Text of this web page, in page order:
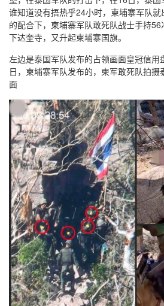
谁知道没有捂热乎24小时，柬埔寨军队
的配合下，柬埔寨军队敢死队战士手持
下达奎寺，又升起柬埔寨国旗。
左边是泰国军队发布的占领画面皇冠信用
日，柬埔寨军队发布的，柬军敢死队拍摄
面